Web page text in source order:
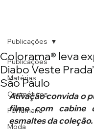
Publicações
Matérias
Cosméticos
Perfumaria
Moda
Publicações
Colorama® leva
Diabo Veste
São Paulo
Ativação convida o
filme com cabine
esmaltes da coleção.